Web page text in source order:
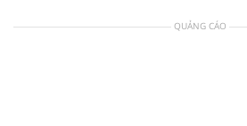
QUẢNG CÁO